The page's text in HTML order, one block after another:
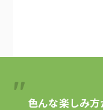
色んな楽しみ方